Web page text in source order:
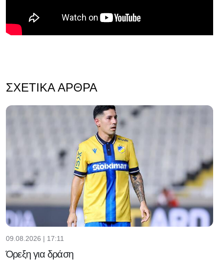
ΣΧΕΤΙΚΆ ΆΡΘΡΑ
09.08.2026 | 17:11
Όρεξη για δράση